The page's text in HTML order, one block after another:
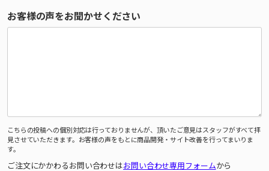
お客様の声をお聞かせください
こちらの投稿への個別対応は行っておりませんが、頂いたご意見はスタッフがすべて拝
見させていただきます。お客様の声をもとに商品開発・サイト改善を行ってまいりま
す。
ご注文にかかわるお問い合わせはお問い合わせ専用フォームから